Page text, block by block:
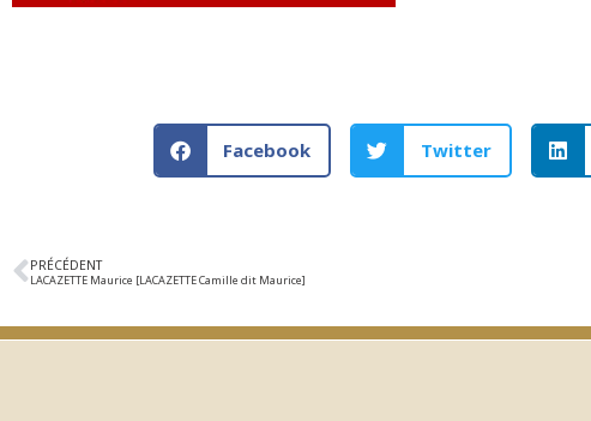
Facebook Twitter
PRÉCÉDENT
LACAZETTE Maurice [LACAZETTE Camille dit Maurice]